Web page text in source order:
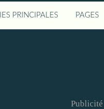
PRINCIPALES PAGES
Publicité